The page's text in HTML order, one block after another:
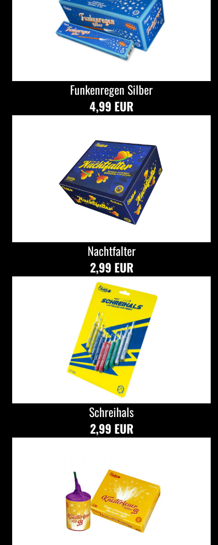
Funkenregen Silber
4,99 EUR
Nachtfalter
2,99 EUR
Schreihals
2,99 EUR